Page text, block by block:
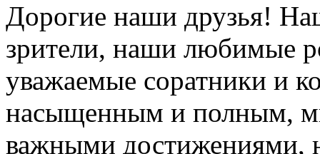
Дорогие наши друзья!
зрители, наши любимые
уважаемые соратники и
насыщенным и полным,
важными достижениями,